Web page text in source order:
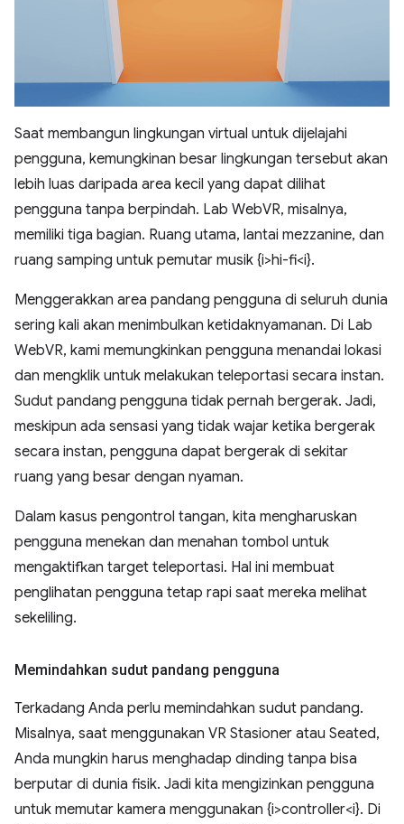
Saat membangun lingkungan virtual untuk dijelajahi
pengguna, kemungkinan besar lingkungan tersebut akan
lebih luas daripada area kecil yang dapat dilihat
pengguna tanpa berpindah. Lab WebVR, misalnya,
memiliki tiga bagian. Ruang utama, lantai mezzanine, dan
ruang samping untuk pemutar musik {i>hi-fi<i}.
Menggerakkan area pandang pengguna di seluruh dunia
sering kali akan menimbulkan ketidaknyamanan. Di Lab
WebVR, kami memungkinkan pengguna menandai lokasi
dan mengklik untuk melakukan teleportasi secara instan.
Sudut pandang pengguna tidak pernah bergerak. Jadi,
meskipun ada sensasi yang tidak wajar ketika bergerak
secara instan, pengguna dapat bergerak di sekitar
ruang yang besar dengan nyaman.
Dalam kasus pengontrol tangan, kita mengharuskan
pengguna menekan dan menahan tombol untuk
mengaktifkan target teleportasi. Hal ini membuat
penglihatan pengguna tetap rapi saat mereka melihat
sekeliling.
Memindahkan sudut pandang pengguna
Terkadang Anda perlu memindahkan sudut pandang.
Misalnya, saat menggunakan VR Stasioner atau Seated,
Anda mungkin harus menghadap dinding tanpa bisa
berputar di dunia fisik. Jadi kita mengizinkan pengguna
untuk memutar kamera menggunakan {i>controller<i}. Di